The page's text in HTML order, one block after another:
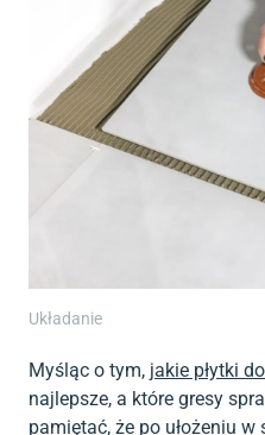
Układanie
Myśląc o tym, jakie płytki
najlepsze, a które gresy
pamiętać, że po ułożeniu